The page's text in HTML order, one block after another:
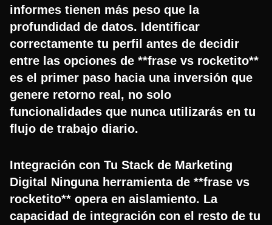
informes tienen más peso que la
profundidad de datos. Identificar
correctamente tu perfil antes de decidir
entre las opciones de **frase vs rocketito**
es el primer paso hacia una inversión que
genere retorno real, no solo
funcionalidades que nunca utilizarás en tu
flujo de trabajo diario.
Integración con Tu Stack de Marketing
Digital Ninguna herramienta de **frase vs
rocketito** opera en aislamiento. La
capacidad de integración con el resto de tu